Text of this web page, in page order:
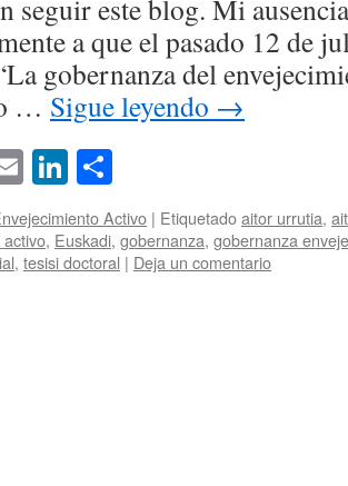
seguir este blog. Mi
a que el pasado 12 de
gobernanza del
… Sigue leyendo →
EmailLinkedIn
Activo | Etiquetadoaitor urrutia,
, Euskadi, gobernanza, gobernanza
, tesisi doctoral | Deja un comentario